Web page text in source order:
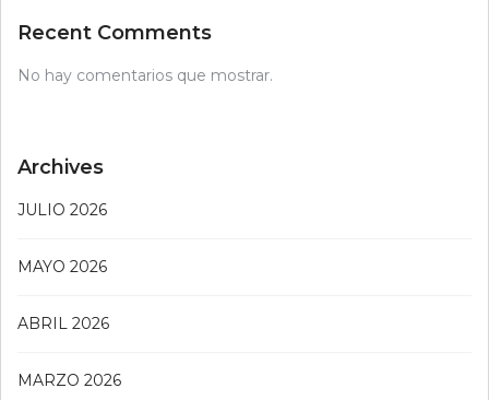
Recent Comments
No hay comentarios que mostrar.
Archives
JULIO 2026
MAYO 2026
ABRIL 2026
MARZO 2026